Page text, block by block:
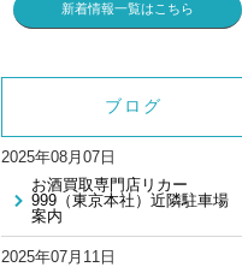
新着情報一覧はこちら
ブログ
2025年08月07日
お酒買取専門店リカー
999（東京本社）近隣駐車場
案内
2025年07月11日